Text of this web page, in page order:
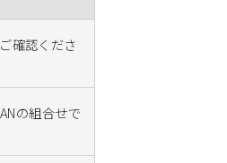
確認くださ
の組合せで